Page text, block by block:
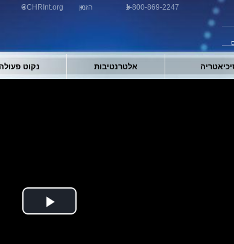
1-800-869-2247 הזמן CCHRInt.org
אלטרנטיבות נקוט פעולה
Play